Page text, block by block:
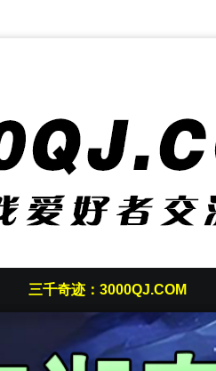
三千奇迹：3000QJ.COM